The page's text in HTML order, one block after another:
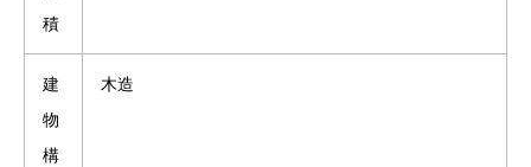
積
建
物
構
木造